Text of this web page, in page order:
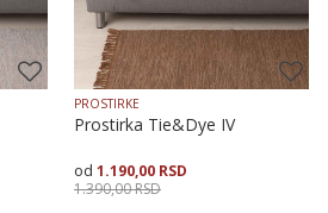
PROSTIRKE
Prostirka Tie&Dye IV
1.190,00 RSD
1.390,00RSD